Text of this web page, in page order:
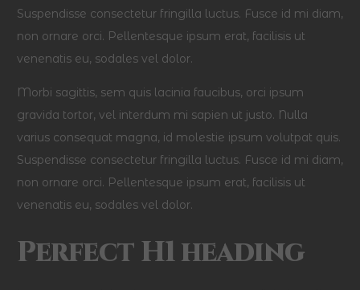
Suspendisse consectetur fringilla luctus. Fusce id mi diam,
non ornare orci. Pellentesque ipsum erat, facilisis ut
venenatis eu, sodales vel dolor.
Morbi sagittis, sem quis lacinia faucibus, orci ipsum
gravida tortor, vel interdum mi sapien ut justo. Nulla
varius consequat magna, id molestie ipsum volutpat quis.
Suspendisse consectetur fringilla luctus. Fusce id mi diam,
non ornare orci. Pellentesque ipsum erat, facilisis ut
venenatis eu, sodales vel dolor.
Perfect H1 heading